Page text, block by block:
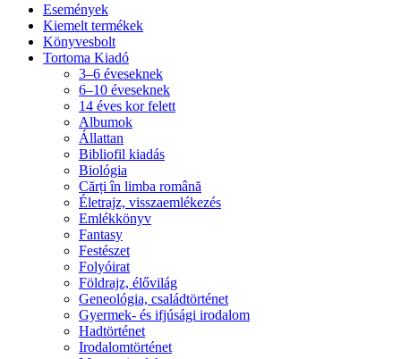
Események
Kiemelt termékek
Könyvesbolt
Tortoma Kiadó
3–6 éveseknek
6–10 éveseknek
14 éves kor felett
Albumok
Állattan
Bibliofil kiadás
Biológia
Cărți în limba română
Életrajz, visszaemlékezés
Emlékkönyv
Fantasy
Festészet
Folyóirat
Földrajz, élővilág
Geneológia, családtörténet
Gyermek- és ifjúsági irodalom
Hadtörténet
Irodalomtörténet